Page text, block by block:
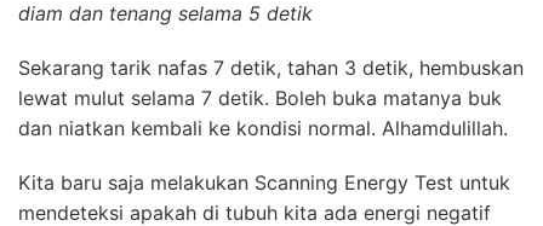
diam dan tenang selama 5 detik
Sekarang tarik nafas 7 detik, tahan 3 detik, hembuskan
lewat mulut selama 7 detik. Boleh buka matanya buk
dan niatkan kembali ke kondisi normal. Alhamdulillah.
Kita baru saja melakukan Scanning Energy Test untuk
mendeteksi apakah di tubuh kita ada energi negatif